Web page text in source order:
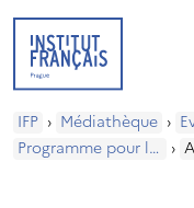
IFP › Médiathèque ›
Programme pour les enfants ›